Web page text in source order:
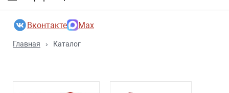
Вконтакте Max
Главная › Каталог